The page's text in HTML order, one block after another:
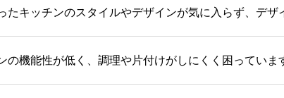
たキッチンのスタイルやデザインが気に入らず、デ
の機能性が低く、調理や片付けがしにくく困っていま